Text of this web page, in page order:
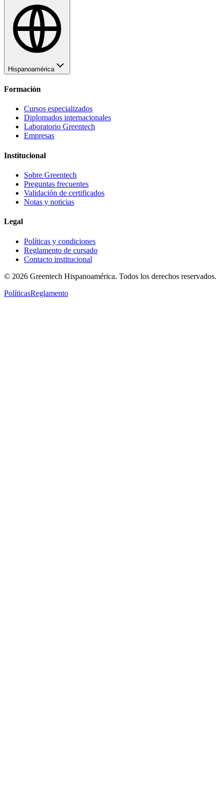
Hispanoamérica
Formación
Cursos especializados
Diplomados internacionales
Laboratorio Greentech
Empresas
Institucional
Sobre Greentech
Preguntas frecuentes
Validación de certificados
Notas y noticias
Legal
Políticas y condiciones
Reglamento de cursado
Contacto institucional
© 2026 Greentech Hispanoamérica. Todos los derechos reservados.
PolíticasReglamento